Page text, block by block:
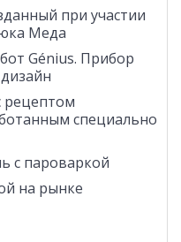
при участии
Меда
Génius. Прибор
рецептом
специально
с пароваркой
на рынке